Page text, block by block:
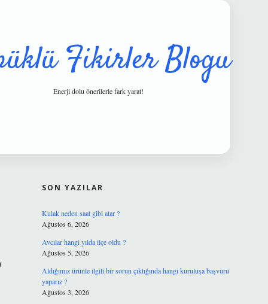
Fikirler Blogu
Enerji dolu önerilerle fark yarat!
SON YAZILAR
Kulak neden saat gibi atar ?
Ağustos 6, 2026
Avcılar hangi yılda ilçe oldu ?
Ağustos 5, 2026
Aldığımız ürünle ilgili bir sorun çıktığında hangi kuruluşa başvuru
yaparız ?
Ağustos 3, 2026